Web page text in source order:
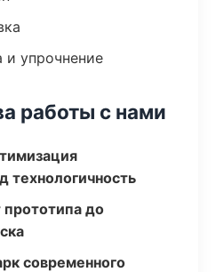
и упрочнение
работы с нами
технологичность
до
современного